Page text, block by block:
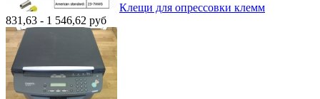
Клещи для опрессовки клемм
831,63 - 1 546,62 руб